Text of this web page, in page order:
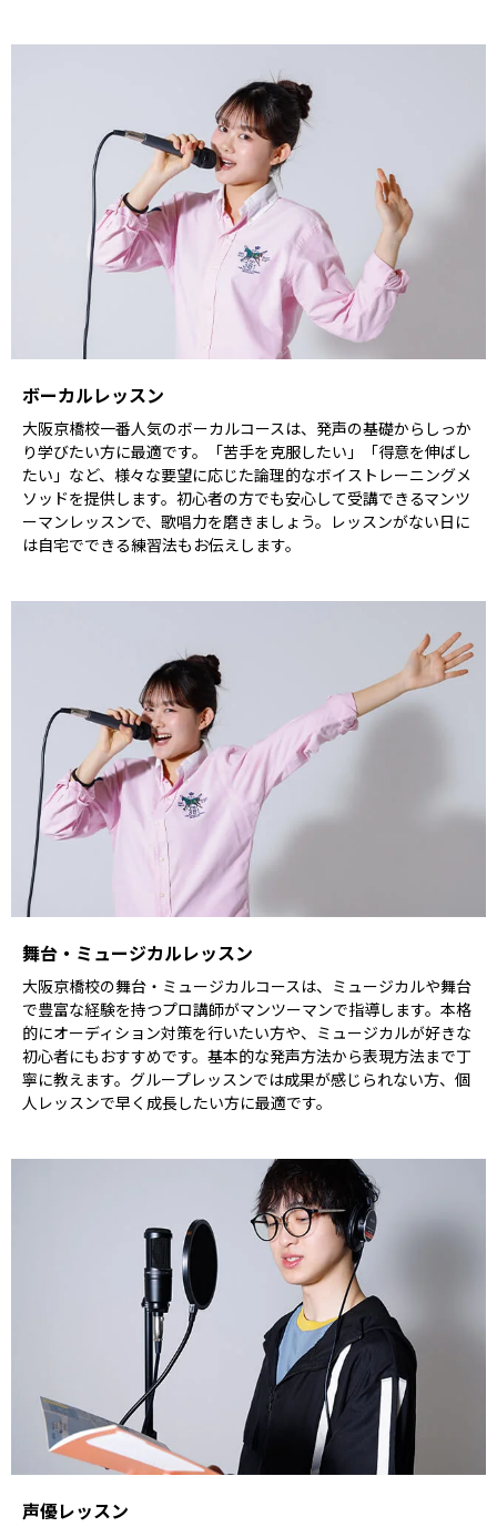
ボーカルレッスン
大阪京橋校一番人気のボーカルコースは、発声の基礎からしっか
り学びたい方に最適です。「苦手を克服したい」「得意を伸ばし
たい」など、様々な要望に応じた論理的なボイストレーニングメ
ソッドを提供します。初心者の方でも安心して受講できるマンツ
ーマンレッスンで、歌唱力を磨きましょう。レッスンがない日に
は自宅でできる練習法もお伝えします。
舞台・ミュージカルレッスン
大阪京橋校の舞台・ミュージカルコースは、ミュージカルや舞台
で豊富な経験を持つプロ講師がマンツーマンで指導します。本格
的にオーディション対策を行いたい方や、ミュージカルが好きな
初心者にもおすすめです。基本的な発声方法から表現方法まで丁
寧に教えます。グループレッスンでは成果が感じられない方、個
人レッスンで早く成長したい方に最適です。
声優レッスン